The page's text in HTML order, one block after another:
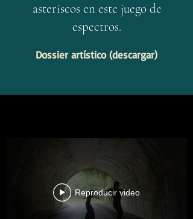
asteriscos en este juego de
espectros.
Dossier artístico (descargar)
Reproducir video